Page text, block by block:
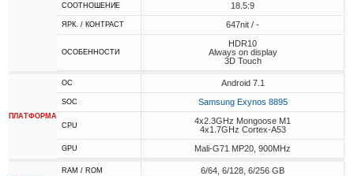
СООТНОШЕНИЕ 18.5:9
ЯРК. / КОНТРАСТ 647nit / -
ОСОБЕННОСТИ
HDR10
Always on display
3D Touch
ПЛАТФОРМА
ОС Android 7.1
SOC Samsung Exynos 8895
CPU
4x2.3GHz Mongoose M1
4x1.7GHz Cortex-A53
GPU Mali-G71 MP20, 900MHz
RAM / ROM 6/64, 6/128, 6/256 GB